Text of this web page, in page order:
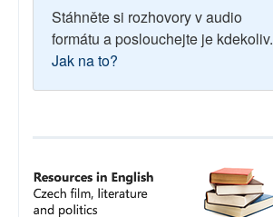
Stáhněte si rozhovory v audio
formátu a poslouchejte je kdekoliv.
Jak na to?